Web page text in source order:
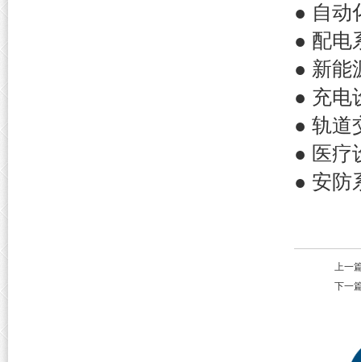
● 自动
● 配电
● 新能
● 充电
● 轨道
● 医疗
● 安防
上一
下一